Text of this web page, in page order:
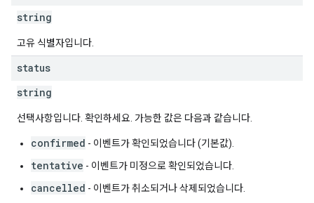
string
고유 식별자입니다.
status
string
선택사항입니다. 확인하세요. 가능한 값은 다음과 같습니다.
confirmed - 이벤트가 확인되었습니다 (기본값).
tentative - 이벤트가 미정으로 확인되었습니다.
cancelled - 이벤트가 취소되거나 삭제되었습니다.